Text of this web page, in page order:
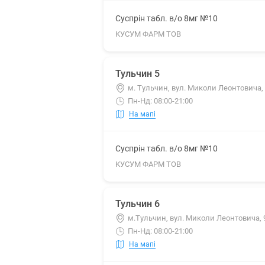
Суспрін табл. в/о 8мг №10
КУСУМ ФАРМ ТОВ
Тульчин 5
м. Тульчин, вул. Миколи Леонтовича,
Пн-Нд: 08:00-21:00
На мапі
Суспрін табл. в/о 8мг №10
КУСУМ ФАРМ ТОВ
Тульчин 6
м.Тульчин, вул. Миколи Леонтовича,
Пн-Нд: 08:00-21:00
На мапі